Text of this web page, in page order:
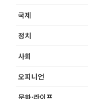
국제
정치
사회
오피니언
문화·라이프